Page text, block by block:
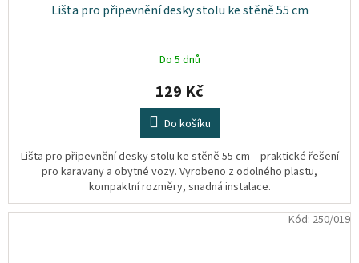
Lišta pro připevnění desky stolu ke stěně 55 cm
Do 5 dnů
129 Kč
Do košíku
Lišta pro připevnění desky stolu ke stěně 55 cm – praktické řešení
pro karavany a obytné vozy. Vyrobeno z odolného plastu,
kompaktní rozměry, snadná instalace.
Kód: 250/019